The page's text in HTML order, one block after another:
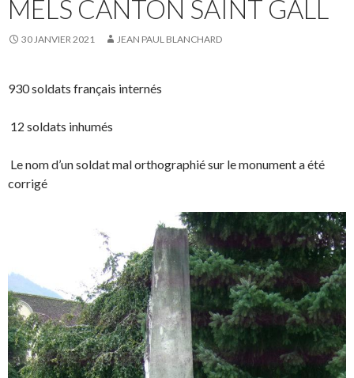
MELS CANTON SAINT GALL
30 JANVIER 2021 JEAN PAUL BLANCHARD
930 soldats français internés
12 soldats inhumés
Le nom d’un soldat mal orthographié sur le monument a été
corrigé